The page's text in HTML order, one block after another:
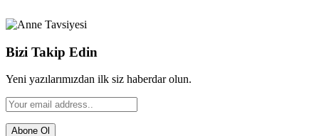
Bizi Takip Edin
Yeni yazılarımızdan ilk siz haberdar olun.